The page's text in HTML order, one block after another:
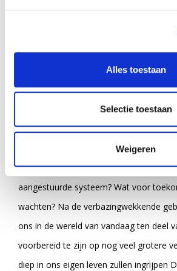
Alles toestaan
Selectie toestaan
Weigeren
zeggenschap over Planeet Aarde.
zal het spoedig gedaan zijn met onze
met de vrijheid van afzonderlijke
die van het individu. Een totale integratie
techniek is gepland. Het moment dat
onomkeerbaar zullen worden, wordt de
genoemd; er is daarna geen individuele
meer. We moeten ons zelf de volgende
zitten er uiteindelijk aan de knoppen
aangestuurde systeem? Wat voor
wachten? Na de verbazingwekkende
ons in de wereld van vandaag ten deel
voorbereid te zijn op nog veel grotere
diep in ons eigen leven zullen ingrijpen